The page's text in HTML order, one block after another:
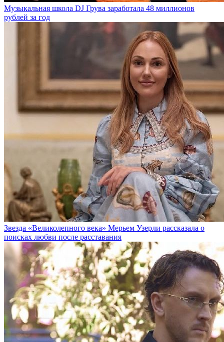
Музыкальная школа DJ Грува заработала 48 миллионов
рублей за год
Звезда «Великолепного века» Мерьем Узерли рассказала о
поисках любви после расставания